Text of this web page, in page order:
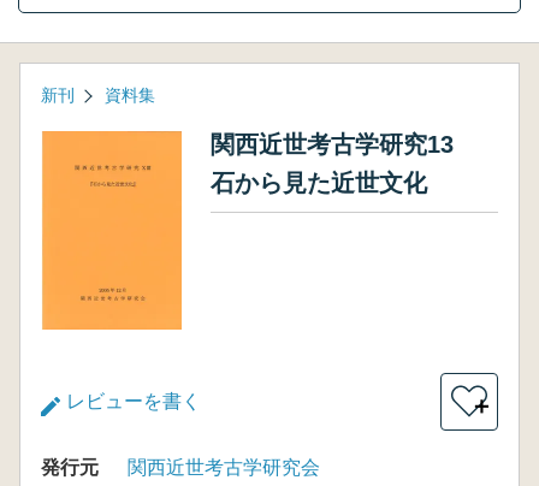
新刊 資料集
関西近世考古学研究13
石から見た近世文化
レビューを書く ＋
発行元
関西近世考古学研究会